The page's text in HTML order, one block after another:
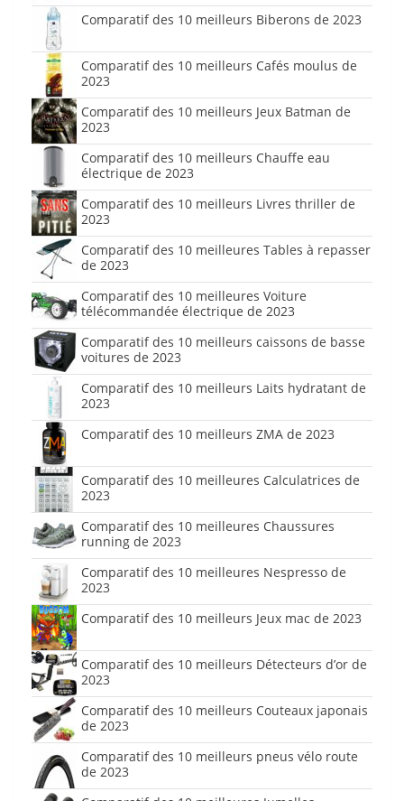
Comparatif des 10 meilleurs Biberons de 2023
Comparatif des 10 meilleurs Cafés moulus de
2023
Comparatif des 10 meilleurs Jeux Batman de
2023
Comparatif des 10 meilleurs Chauffe eau
électrique de 2023
Comparatif des 10 meilleurs Livres thriller de
2023
Comparatif des 10 meilleures Tables à repasser
de 2023
Comparatif des 10 meilleures Voiture
télécommandée électrique de 2023
Comparatif des 10 meilleurs caissons de basse
voitures de 2023
Comparatif des 10 meilleurs Laits hydratant de
2023
Comparatif des 10 meilleurs ZMA de 2023
Comparatif des 10 meilleures Calculatrices de
2023
Comparatif des 10 meilleures Chaussures
running de 2023
Comparatif des 10 meilleures Nespresso de
2023
Comparatif des 10 meilleurs Jeux mac de 2023
Comparatif des 10 meilleurs Détecteurs d’or de
2023
Comparatif des 10 meilleurs Couteaux japonais
de 2023
Comparatif des 10 meilleurs pneus vélo route
de 2023